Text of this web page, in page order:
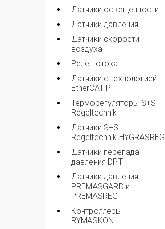
Датчики освещенности
Датчики давления
Датчики скорости
воздуха
Реле потока
Датчики с технологией
EtherCAT P
Терморегуляторы S+S
Regeltechnik
Датчики S+S
Regeltechnik HYGRASREG
Датчики перепада
давления DPT
Датчики давления
PREMASGARD и
PREMASREG
Контроллеры
RYMASKON